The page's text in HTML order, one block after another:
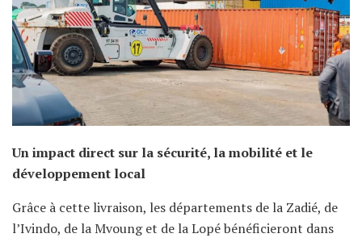
Un impact direct sur la sécurité, la mobilité et le
développement local
Grâce à cette livraison, les départements de la Zadié, de
l’Ivindo, de la Mvoung et de la Lopé bénéficieront dans